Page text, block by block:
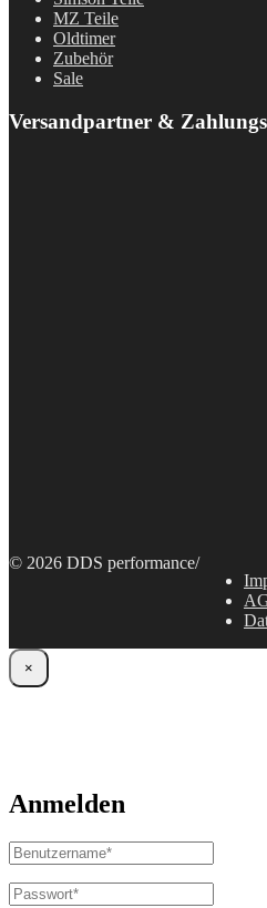
MZ Teile
Oldtimer
Zubehör
Sale
Versandpartner &
© 2026 DDS performance/
×
Anmelden
Benutzername
oder
E-Passwort*